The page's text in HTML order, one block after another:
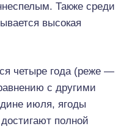
Также среди
высокая
четыре года (реже —
с другими
июля, ягоды
полной